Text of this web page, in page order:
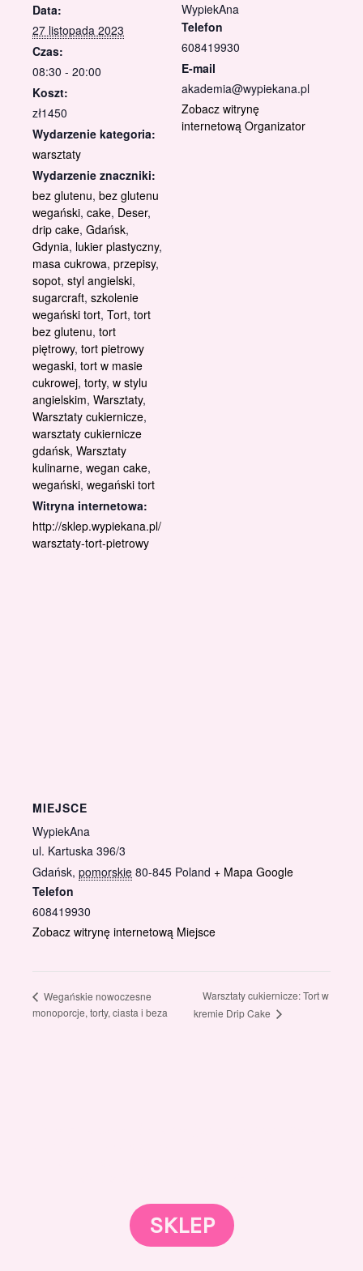
Data:
27 listopada 2023
Czas:
08:30 - 20:00
Koszt:
zł1450
Wydarzenie kategoria:
warsztaty
Wydarzenie znaczniki:
bez glutenu, bez glutenu
wegański, cake, Deser,
drip cake, Gdańsk,
Gdynia, lukier plastyczny,
masa cukrowa, przepisy,
sopot, styl angielski,
sugarcraft, szkolenie
wegański tort, Tort, tort
bez glutenu, tort
piętrowy, tort pietrowy
wegaski, tort w masie
cukrowej, torty, w stylu
angielskim, Warsztaty,
Warsztaty cukiernicze,
warsztaty cukiernicze
gdańsk, Warsztaty
kulinarne, wegan cake,
wegański, wegański tort
Witryna internetowa:
http://sklep.wypiekana.pl/
warsztaty-tort-pietrowy
WypiekAna
Telefon
608419930
E-mail
akademia@wypiekana.pl
Zobacz witrynę
internetową Organizator
MIEJSCE
WypiekAna
ul. Kartuska 396/3
Gdańsk, pomorskie 80-845 Poland + Mapa Google
Telefon
608419930
Zobacz witrynę internetową Miejsce
Wegańskie nowoczesne
monoporcje, torty, ciasta i beza
Warsztaty cukiernicze: Tort w
kremie Drip Cake
SKLEP